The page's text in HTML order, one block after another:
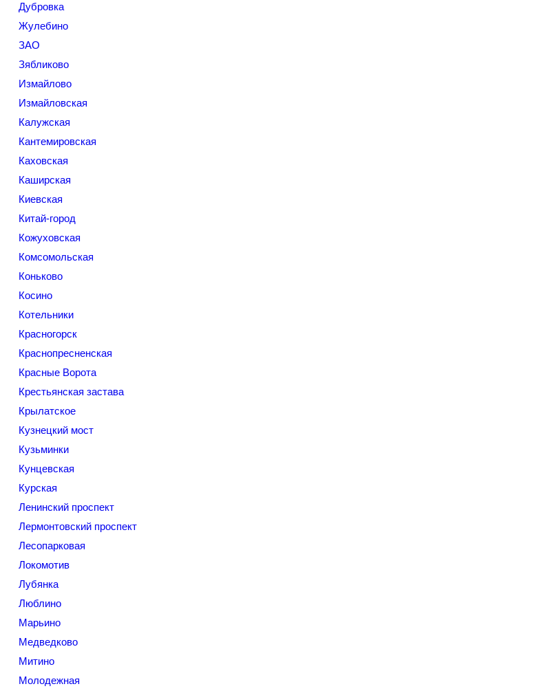
Дубровка
Жулебино
ЗАО
Зябликово
Измайлово
Измайловская
Калужская
Кантемировская
Каховская
Каширская
Киевская
Китай-город
Кожуховская
Комсомольская
Коньково
Косино
Котельники
Красногорск
Краснопресненская
Красные Ворота
Крестьянская застава
Крылатское
Кузнецкий мост
Кузьминки
Кунцевская
Курская
Ленинский проспект
Лермонтовский проспект
Лесопарковая
Локомотив
Лубянка
Люблино
Марьино
Медведково
Митино
Молодежная